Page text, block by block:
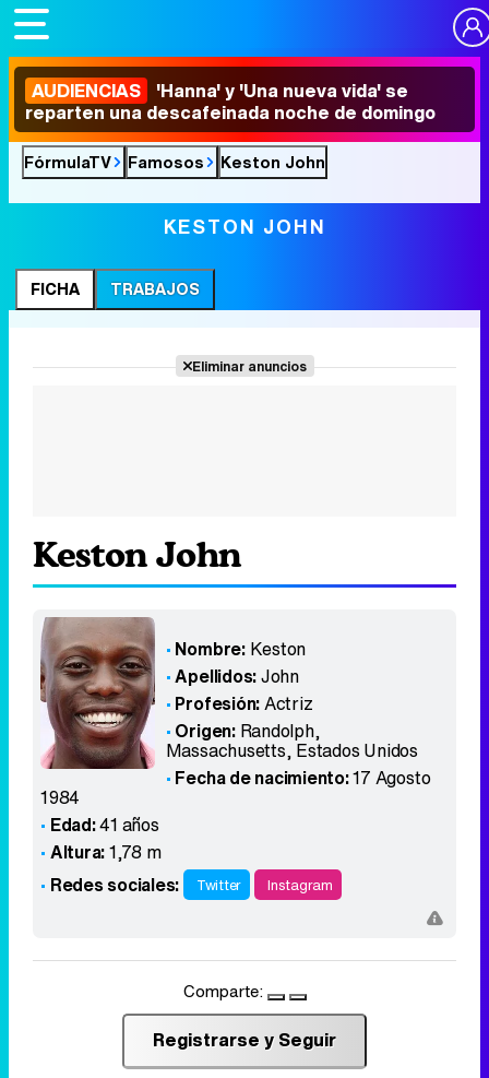
AUDIENCIAS 'Hanna' y 'Una nueva vida' se
reparten una descafeinada noche de domingo
FórmulaTV Famosos Keston John
KESTON JOHN
FICHA TRABAJOS
Eliminar anuncios
Keston John
Nombre: Keston
Apellidos:John
Profesión:Actriz
Origen: Randolph,
Massachusetts, Estados Unidos
Fecha de nacimiento:17 Agosto
1984
Edad:41 años
Altura:1,78 m
Redes sociales:
Twitter Instagram
Comparte:
Registrarse y Seguir